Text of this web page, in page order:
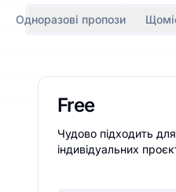
Одноразові пропозиції
Free
Чудово підходить
індивідуальних